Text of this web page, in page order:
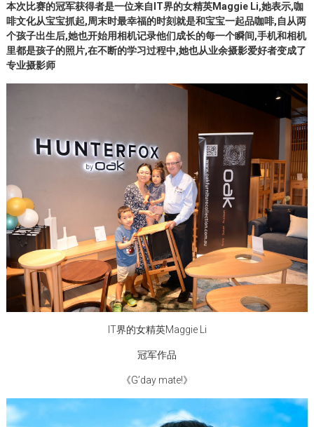
本次比赛的冠军获得者是一位来自IT界的女精英Maggie Li,她表示,咖
啡文化从宝宝抓起,周末时最幸福的时刻就是和宝宝一起品咖啡,自从两
个孩子出生后,她也开始用相机记录他们成长的每一个瞬间,手机和相机
里都是孩子的照片,在不断的学习过程中,她也从业余摄影爱好者变成了
专业摄影师
IT界的女精英Maggie Li
冠军作品
《G’day mate!》